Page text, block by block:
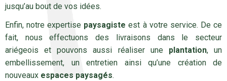
jusqu’au bout de vos idées.
Enfin, notre expertise paysagiste est à votre service. De ce
fait, nous effectuons des livraisons dans le secteur
ariégeois et pouvons aussi réaliser une plantation, un
embellissement, un entretien ainsi qu’une création de
nouveaux espaces paysagés.